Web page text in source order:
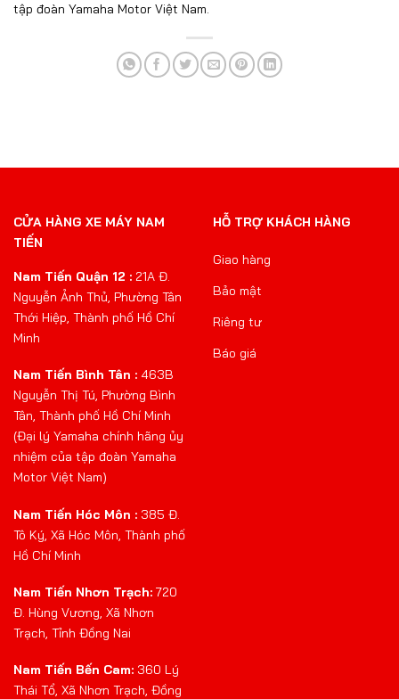
tập đoàn Yamaha Motor Việt Nam.
CỬA HÀNG XE MÁY NAM
TIẾN
Nam Tiến Quận 12 : 21A Đ.
Nguyễn Ảnh Thủ, Phường Tân
Thới Hiệp, Thành phố Hồ Chí
Minh
Nam Tiến Bình Tân : 463B
Nguyễn Thị Tú, Phường Bình
Tân, Thành phố Hồ Chí Minh
(Đại lý Yamaha chính hãng ủy
nhiệm của tập đoàn Yamaha
Motor Việt Nam)
Nam Tiến Hóc Môn : 385 Đ.
Tô Ký, Xã Hóc Môn, Thành phố
Hồ Chí Minh
Nam Tiến Nhơn Trạch: 720
Đ. Hùng Vương, Xã Nhơn
Trạch, Tỉnh Đồng Nai
Nam Tiến Bến Cam: 360 Lý
Thái Tổ, Xã Nhơn Trạch, Đồng
HỖ TRỢ KHÁCH HÀNG
Giao hàng
Bảo mật
Riêng tư
Báo giá